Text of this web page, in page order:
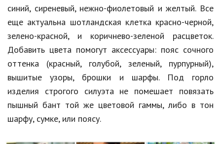
синий, сиреневый, нежно-фиолетовый и желтый. Все
еще актуальна шотландская клетка красно-черной,
зелено-красной, и коричнево-зеленой расцветок.
Добавить цвета помогут аксессуары: пояс сочного
оттенка (красный, голубой, зеленый, пурпурный),
вышитые узоры, брошки и шарфы. Под горло
изделия строгого силуэта не помешает повязать
пышный бант той же цветовой гаммы, либо в тон
шарфу, сумке, или поясу.